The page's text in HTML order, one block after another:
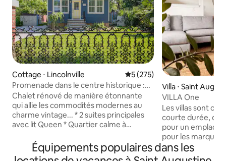
Cottage ⋅ Lincolnville Évaluation moyenne sur la
5 (275)
Promenade dans le centre historique :
« Blue Heaven »
Chalet rénové de manière étonnante
qui allie les commodités modernes au
charme vintage... * 2 suites principales
avec lit Queen * Quartier calme à
vieille ville de la nation * Baignoires à
pattes de lion à l'intérieur et à l'extérieur
Villa ⋅ Saint
VILLA One
Les villas sont
courte durée, de
pour un
pour les
leurs produits.
tons chaleureux,
Équipements populaires dans les